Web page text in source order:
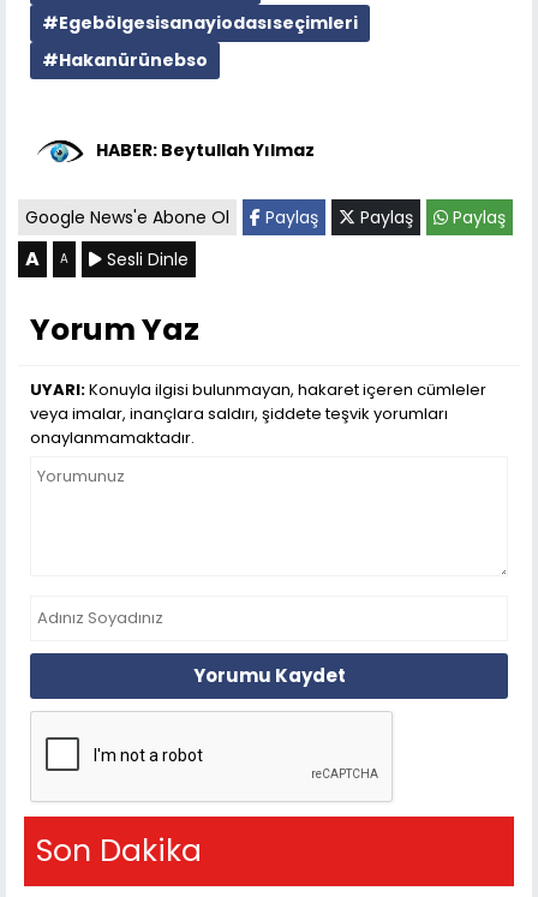
#Egebölgesisanayiodasıseçimleri
#Hakanürünebso
HABER: Beytullah Yılmaz
Google News'e Abone Ol Paylaş Paylaş Paylaş
A A Sesli Dinle
Yorum Yaz
UYARI:Konuyla ilgisi bulunmayan, hakaret içeren cümleler
veya imalar, inançlara saldırı, şiddete teşvik yorumları
onaylanmamaktadır.
Yorumu Kaydet
Son Dakika